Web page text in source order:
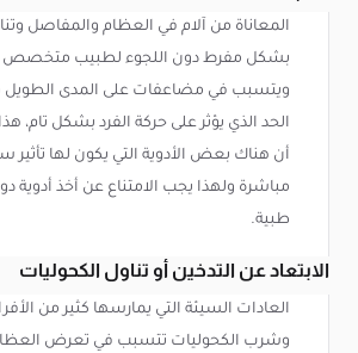
المعاناة من آلام في العظام والمفاصل
بشكل مفرط دون اللجوء لطبيب متخصص
ويتسبب في مضاعفات على المدى الطويل
الحد الذي يؤثر على حركة الفرد بشكل تام،
أن هناك بعض الأدوية التي يكون لها تأثير
مباشرة ولهذا يجب الامتناع عن أخذ أدوية
طبية.
الابتعاد عن التدخين أو تناول الكحوليات
العادات السيئة التي يمارسها كثير من
وشرب الكحوليات تتسبب في تعرض العظام